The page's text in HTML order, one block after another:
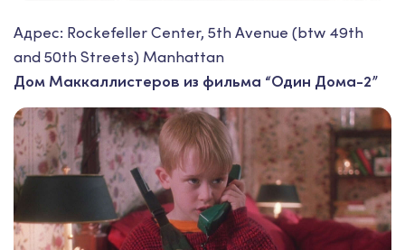
Адрес: Rockefeller Center, 5th Avenue (btw 49th
and 50th Streets) Manhattan
Дом Маккаллистеров из фильма “Один Дома-2”